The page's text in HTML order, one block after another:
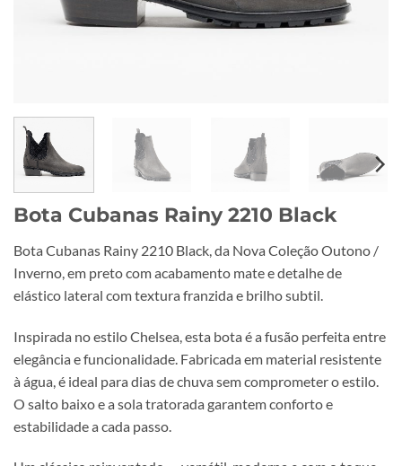
Bota Cubanas Rainy 2210 Black
Bota Cubanas Rainy 2210 Black, da Nova Coleção Outono /
Inverno, em preto com acabamento mate e detalhe de
elástico lateral com textura franzida e brilho subtil.
Inspirada no estilo Chelsea, esta bota é a fusão perfeita entre
elegância e funcionalidade. Fabricada em material resistente
à água, é ideal para dias de chuva sem comprometer o estilo.
O salto baixo e a sola tratorada garantem conforto e
estabilidade a cada passo.